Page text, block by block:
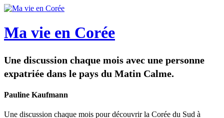
Ma vie en Corée
Une discussion chaque mois avec une personne
expatriée dans le pays du Matin Calme.
Pauline Kaufmann
Une discussion chaque mois pour découvrir la Corée du Sud à